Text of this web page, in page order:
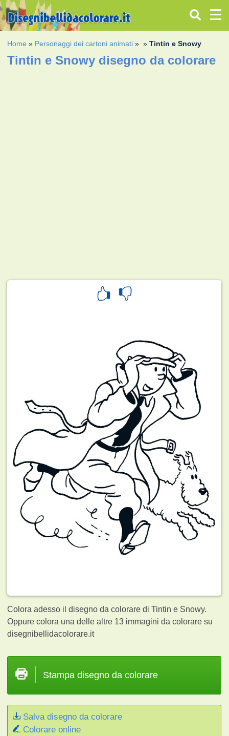
Home » Personaggi dei cartoni animati » »Tintin e Snowy
Tintin e Snowy disegno da colorare
Colora adesso il disegno da colorare di Tintin e Snowy.
Oppure colora una delle altre 13 immagini da colorare su
disegnibellidacolorare.it
Stampa disegno da colorare
Salva disegno da colorare
Colorare online